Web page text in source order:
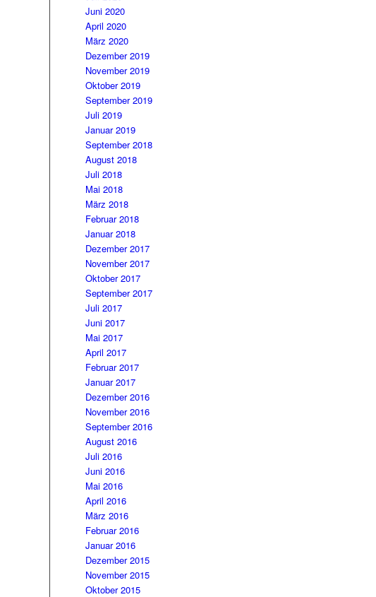
Juni 2020
April 2020
März 2020
Dezember 2019
November 2019
Oktober 2019
September 2019
Juli 2019
Januar 2019
September 2018
August 2018
Juli 2018
Mai 2018
März 2018
Februar 2018
Januar 2018
Dezember 2017
November 2017
Oktober 2017
September 2017
Juli 2017
Juni 2017
Mai 2017
April 2017
Februar 2017
Januar 2017
Dezember 2016
November 2016
September 2016
August 2016
Juli 2016
Juni 2016
Mai 2016
April 2016
März 2016
Februar 2016
Januar 2016
Dezember 2015
November 2015
Oktober 2015